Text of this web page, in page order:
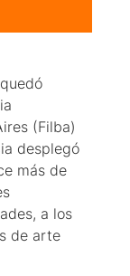
(Filba)
desplegó
más de
a los
de arte